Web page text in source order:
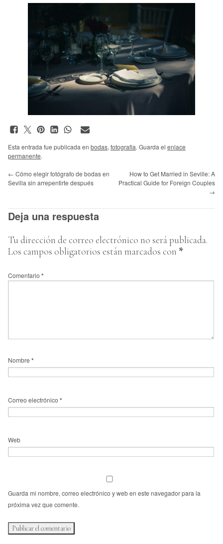
Esta entrada fue publicada en bodas, fotografia. Guarda el enlace
permanente.
← Cómo elegir fotógrafo de bodas en
Sevilla sin arrepentirte después
How to Get Married in Seville: A
Practical Guide for Foreign Couples
→
Deja una respuesta
Tu dirección de correo electrónico no será publicada.
Los campos obligatorios están marcados con *
Comentario *
Nombre *
Correo electrónico *
Web
Guarda mi nombre, correo electrónico y web en este navegador para la
próxima vez que comente.